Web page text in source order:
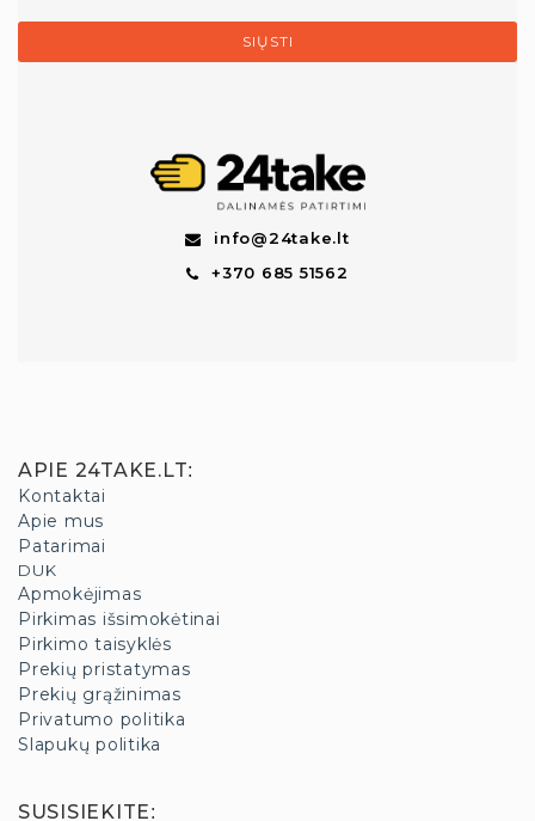
SIŲSTI
info@24take.lt
+370 685 51562
APIE 24TAKE.LT:
Kontaktai
Apie mus
Patarimai
DUK
Apmokėjimas
Pirkimas išsimokėtinai
Pirkimo taisyklės
Prekių pristatymas
Prekių grąžinimas
Privatumo politika
Slapukų politika
SUSISIEKITE: